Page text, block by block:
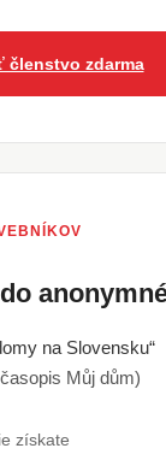
členstvo zdarma
na Slovensku“
Můj dům)
získate